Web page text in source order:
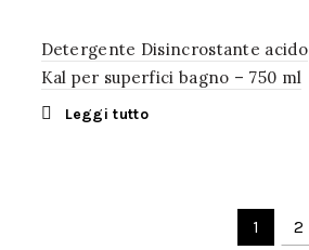
Detergente Disincrostante acido
Kal per superfici bagno – 750 ml
Leggi tutto
1 2